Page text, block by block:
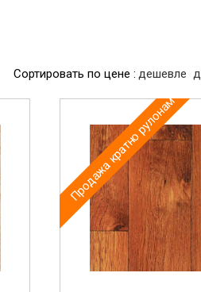
Сортировать по цене : дешевле
Продажа кратно рулонам